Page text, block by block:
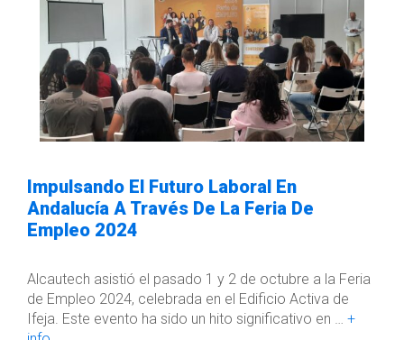
Impulsando El Futuro Laboral En
Andalucía A Través De La Feria De
Empleo 2024
Alcautech asistió el pasado 1 y 2 de octubre a la Feria
de Empleo 2024, celebrada en el Edificio Activa de
Ifeja. Este evento ha sido un hito significativo en … +